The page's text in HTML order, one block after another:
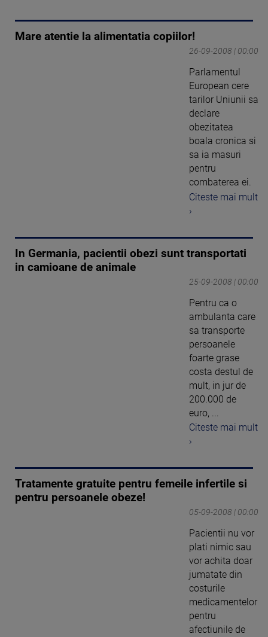
Mare atentie la alimentatia copiilor!
26-09-2008 | 00:00
Parlamentul
European cere
tarilor Uniunii sa
declare
obezitatea
boala cronica si
sa ia masuri
pentru
combaterea ei.
Citeste mai mult
›
In Germania, pacientii obezi sunt transportati
in camioane de animale
25-09-2008 | 00:00
Pentru ca o
ambulanta care
sa transporte
persoanele
foarte grase
costa destul de
mult, in jur de
200.000 de
euro, ...
Citeste mai mult
›
Tratamente gratuite pentru femeile infertile si
pentru persoanele obeze!
05-09-2008 | 00:00
Pacientii nu vor
plati nimic sau
vor achita doar
jumatate din
costurile
medicamentelor
pentru
afectiunile de